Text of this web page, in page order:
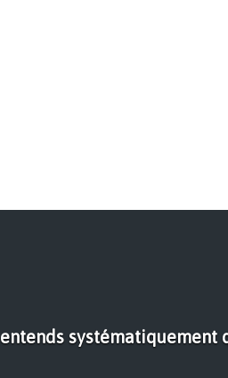
systématiquement